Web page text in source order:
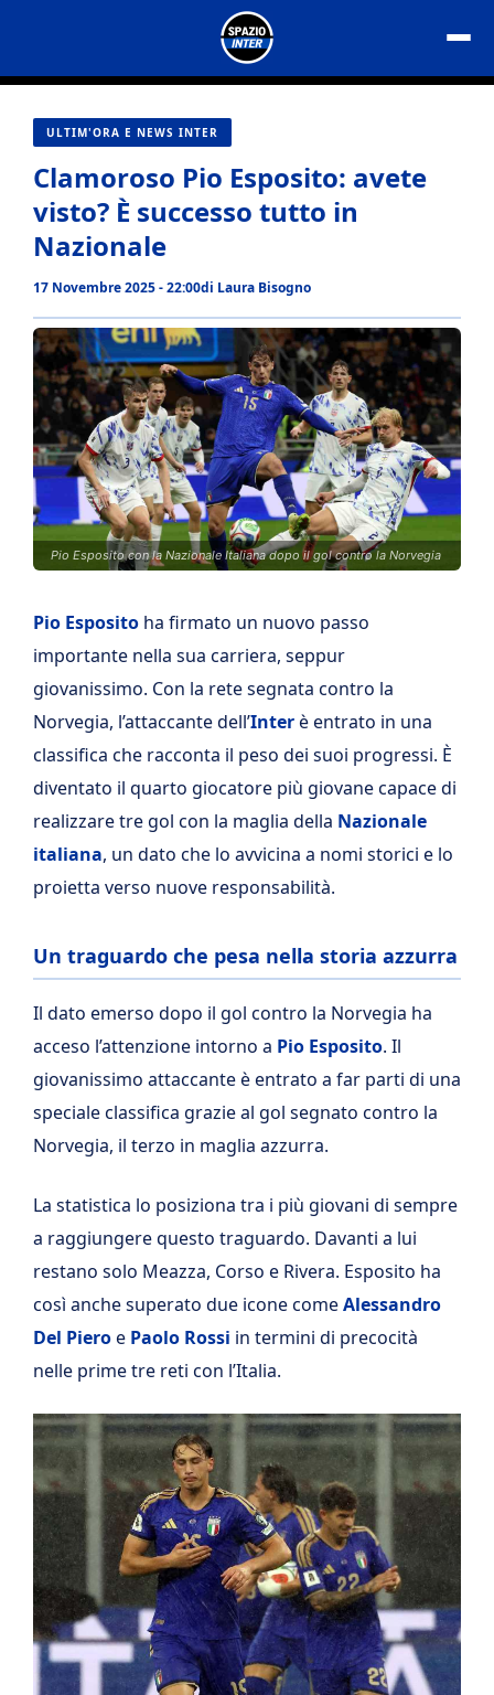
contenuto
ULTIM'ORA E NEWS INTER
Clamoroso Pio Esposito: avete
visto? È successo tutto in
Nazionale
17 Novembre 2025 - 22:00di Laura Bisogno
Pio Esposito con la Nazionale Italiana dopo il gol contro la Norvegia
Pio Esposito ha firmato un nuovo passo
importante nella sua carriera, seppur
giovanissimo. Con la rete segnata contro la
Norvegia, l’attaccante dell’Interè entrato in una
classifica che racconta il peso dei suoi progressi. È
diventato il quarto giocatore più giovane capace di
realizzare tre gol con la maglia della Nazionale
italiana, un dato che lo avvicina a nomi storici e lo
proietta verso nuove responsabilità.
Un traguardo che pesa nella storia azzurra
Il dato emerso dopo il gol contro la Norvegia ha
acceso l’attenzione intorno a Pio Esposito. Il
giovanissimo attaccante è entrato a far parti di una
speciale classifica grazie al gol segnato contro la
Norvegia, il terzo in maglia azzurra.
La statistica lo posiziona tra i più giovani di sempre
a raggiungere questo traguardo. Davanti a lui
restano solo Meazza, Corso e Rivera. Esposito ha
così anche superato due icone comeAlessandro
Del Pieroe Paolo Rossi in termini di precocità
nelle prime tre reti con l’Italia.